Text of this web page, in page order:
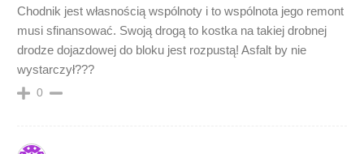
Chodnik jest własnością wspólnoty i to wspólnota jego remont
musi sfinansować. Swoją drogą to kostka na takiej drobnej
drodze dojazdowej do bloku jest rozpustą! Asfalt by nie
wystarczył???
0